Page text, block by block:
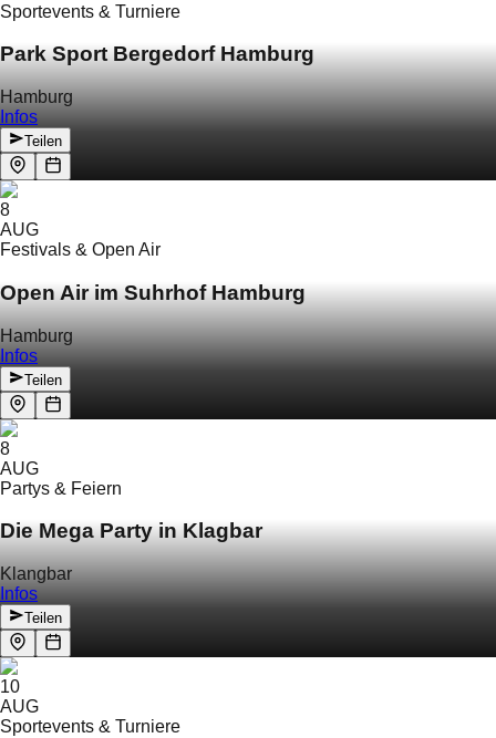
Sportevents & Turniere
Park Sport Bergedorf Hamburg
Hamburg
Infos
Teilen
8
AUG
Festivals & Open Air
Open Air im Suhrhof Hamburg
Hamburg
Infos
Teilen
8
AUG
Partys & Feiern
Die Mega Party in Klagbar
Klangbar
Infos
Teilen
10
AUG
Sportevents & Turniere